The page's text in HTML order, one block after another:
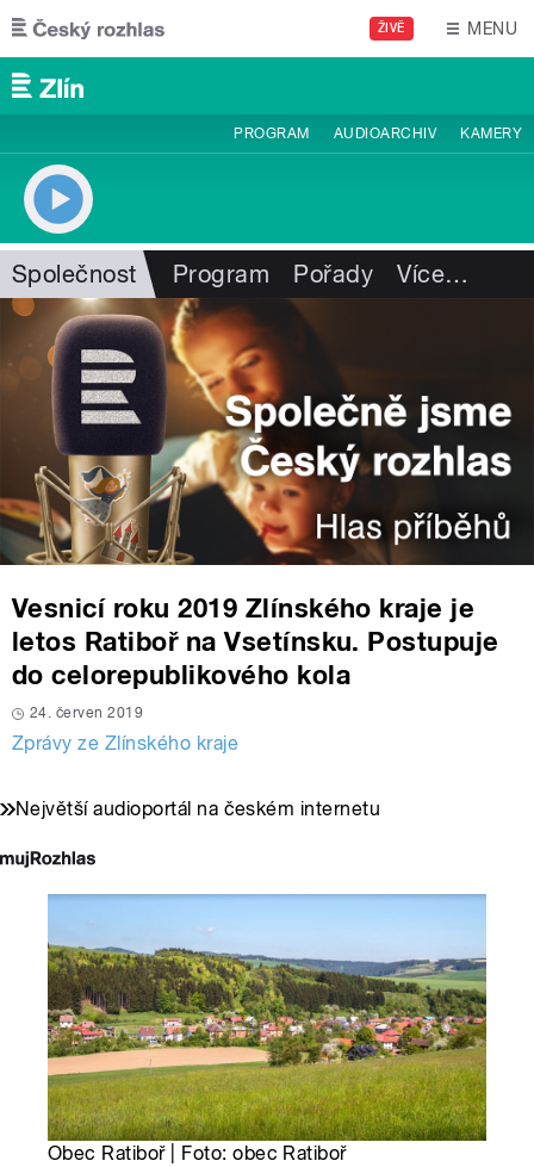
Přejít k hlavnímu obsahu
ŽIVĚ MENU
PROGRAM AUDIOARCHIV KAMERY
Společnost Program Pořady Více…
Vesnicí roku 2019 Zlínského kraje je
letos Ratiboř na Vsetínsku. Postupuje
do celorepublikového kola
24. červen 2019
Zprávy ze Zlínského kraje
Největší audioportál na českém internetu
Obec Ratiboř | Foto: obec Ratiboř